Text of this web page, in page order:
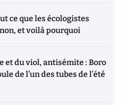
ce que les écologistes
et voilà pourquoi
et du viol, antisémite : Boro
de l’un des tubes de l’été